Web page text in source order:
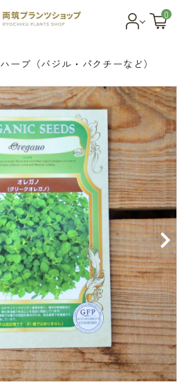
0
ハーブ（バジル・パクチーなど）